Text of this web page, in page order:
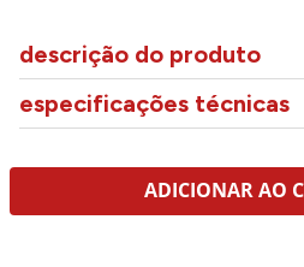
descrição do produto
especificações técnicas
ADICIONAR AO